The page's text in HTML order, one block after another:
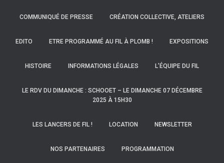
COMMUNIQUÉ DE PRESSE CRÉATION COLLECTIVE, ATELIERS
EDITO ETRE PROGRAMMÉ AU FIL À PLOMB ! EXPOSITIONS
HISTOIRE INFORMATIONS LÉGALES L’ÉQUIPE DU FIL
LE RDV DU DIMANCHE : SCHOOET – LE DIMANCHE 07 DÉCEMBRE
2025 À 15H30
LES LANCERS DE FIL ! LOCATION NEWSLETTER
NOS PARTENAIRES PROGRAMMATION